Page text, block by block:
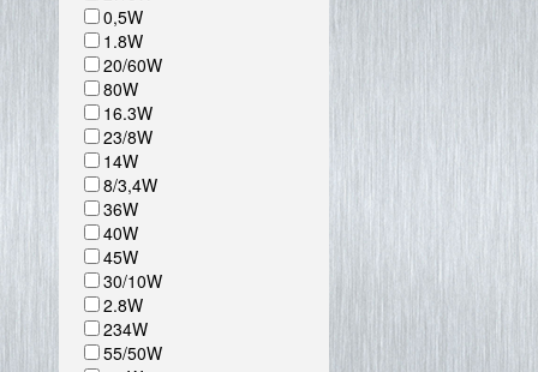
0,5W
1.8W
20/60W
80W
16.3W
23/8W
14W
8/3,4W
36W
40W
45W
30/10W
2.8W
234W
55/50W